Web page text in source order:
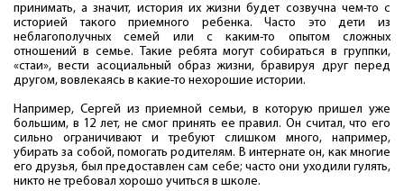
принимать, а значит, история их жизни будет созвучна чем-то с
историей такого приемного ребенка. Часто это дети из
неблагополучных семей или с каким-то опытом сложных
отношений в семье. Такие ребята могут собираться в группки,
«стаи», вести асоциальный образ жизни, бравируя друг перед
другом, вовлекаясь в какие-то нехорошие истории.
Например, Сергей из приемной семьи, в которую пришел уже
большим, в 12 лет, не смог принять ее правил. Он считал, что его
сильно ограничивают и требуют слишком много, например,
убирать за собой, помогать родителям. В интернате он, как многие
его друзья, был предоставлен сам себе; часто они уходили гулять,
никто не требовал хорошо учиться в школе.